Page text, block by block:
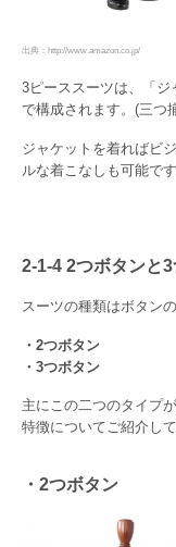
出典：http://www.amazon.co.jp/
3ピーススーツは、「
で構成されます。(三つ
ジャケットを着ればビ
ルな着こなしも可能です
2-1-4 2つボタンと
スーツの種類はボタン
・2つボタン
・3つボタン
主にこの二つのタイプ
特徴についてご紹介して
・2つボタン